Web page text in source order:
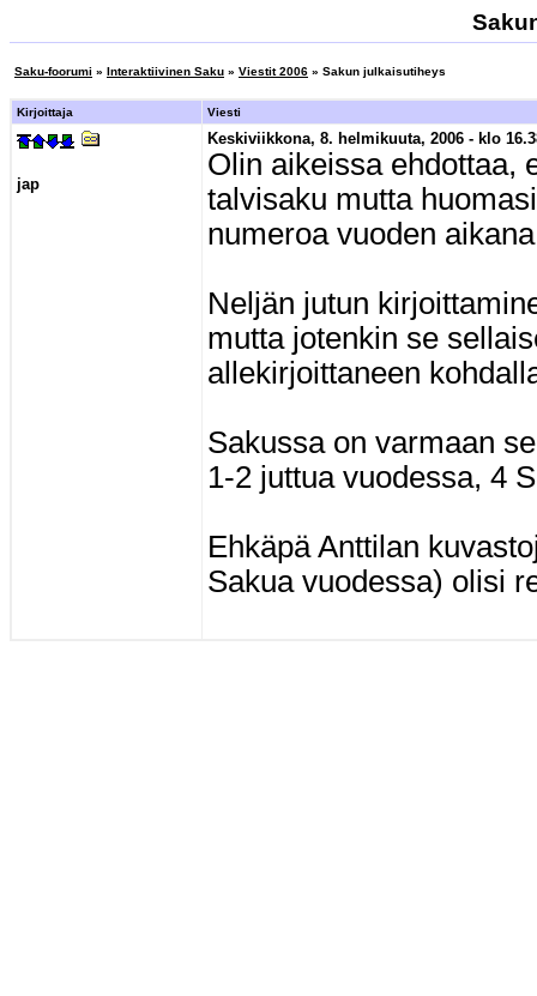
Saku-foorumi » Interaktiivinen Saku » Viestit 2006 » Sakun julkaisutiheys
Kirjoittaja Viesti
jap
Keskiviikkona, 8. helmikuuta, 2006 - klo
Olin aikeissa ehdottaa,
talvisaku mutta
numeroa vuoden
Neljän jutun
mutta jotenkin se
allekirjoittaneen
Sakussa on varmaan
1-2 juttua vuodessa, 4
Ehkäpä Anttilan
Sakua vuodessa) olisi